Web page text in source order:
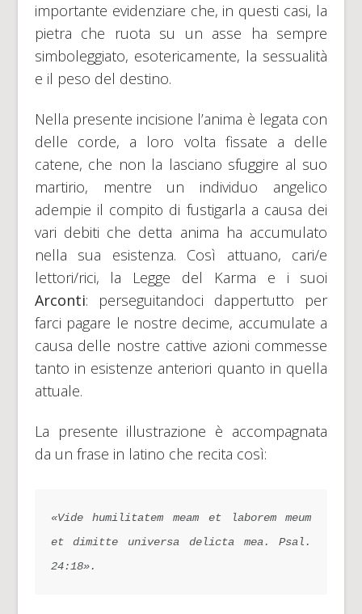
importante evidenziare che, in questi casi, la
pietra che ruota su un asse ha sempre
simboleggiato, esotericamente, la sessualità
e il peso del destino.
Nella presente incisione l’anima è legata con
delle corde, a loro volta fissate a delle
catene, che non la lasciano sfuggire al suo
martirio, mentre un individuo angelico
adempie il compito di fustigarla a causa dei
vari debiti che detta anima ha accumulato
nella sua esistenza. Così attuano, cari/e
lettori/rici, la Legge del Karma e i suoi
Arconti: perseguitandoci dappertutto per
farci pagare le nostre decime, accumulate a
causa delle nostre cattive azioni commesse
tanto in esistenze anteriori quanto in quella
attuale.
La presente illustrazione è accompagnata
da un frase in latino che recita così:
«Vide humilitatem meam et laborem meum
et dimitte universa delicta mea. Psal.
24:18».